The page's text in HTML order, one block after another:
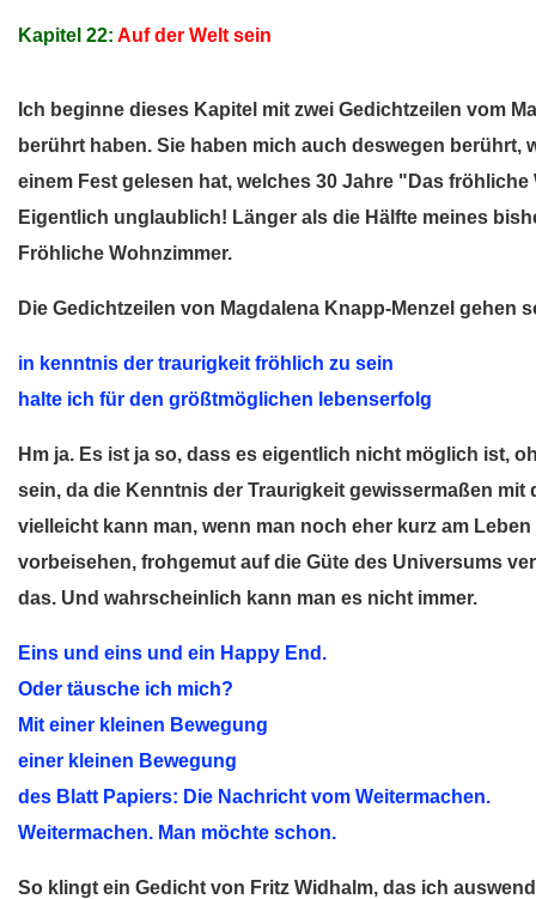
Kapitel 22: Auf der Welt sein
Ich beginne dieses Kapitel mit zwei Gedichtzeilen vom
berührt haben. Sie haben mich auch deswegen berührt,
einem Fest gelesen hat, welches 30 Jahre "Das
Eigentlich unglaublich! Länger als die Hälfte meines
Fröhliche Wohnzimmer.
Die Gedichtzeilen von Magdalena Knapp-Menzel gehen
in kenntnis der traurigkeit fröhlich zu sein
halte ich für den größtmöglichen lebenserfolg
Hm ja. Es ist ja so, dass es eigentlich nicht möglich ist,
sein, da die Kenntnis der Traurigkeit gewissermaßen mit
vielleicht kann man, wenn man noch eher kurz am
vorbeisehen, frohgemut auf die Güte des Universums
das. Und wahrscheinlich kann man es nicht immer.
Eins und eins und ein Happy End.
Oder täusche ich mich?
Mit einer kleinen Bewegung
einer kleinen Bewegung
des Blatt Papiers: Die Nachricht vom Weitermachen.
Weitermachen. Man möchte schon.
So klingt ein Gedicht von Fritz Widhalm, das ich